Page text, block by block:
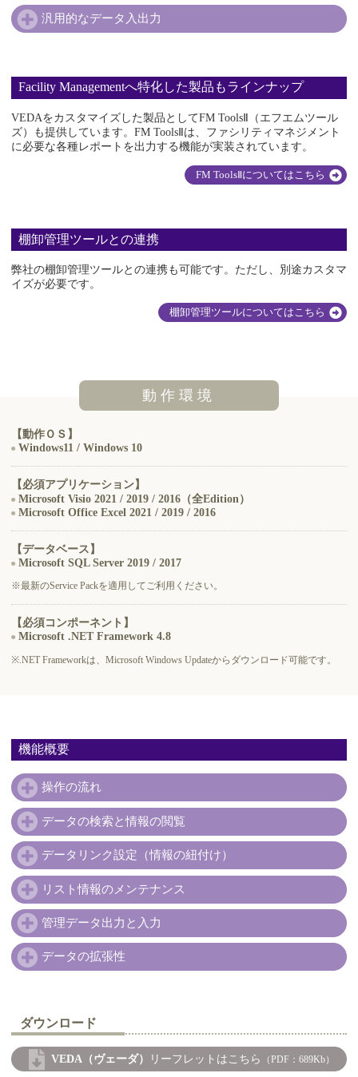
汎用的なデータ入出力
Facility Managementへ特化した製品もラインナップ
VEDAをカスタマイズした製品としてFM ToolsⅡ（エフエムツール
ズ）も提供しています。FM ToolsⅡは、ファシリティマネジメント
に必要な各種レポートを出力する機能が実装されています。
FM ToolsⅡについてはこちら
棚卸管理ツールとの連携
弊社の棚卸管理ツールとの連携も可能です。ただし、別途カスタマ
イズが必要です。
棚卸管理ツールについてはこちら
動作環境
【動作ＯＳ】
Windows11 / Windows 10
【必須アプリケーション】
Microsoft Visio 2021 / 2019 / 2016（全Edition）
Microsoft Office Excel 2021 / 2019 / 2016
【データベース】
Microsoft SQL Server 2019 / 2017
※最新のService Packを適用してご利用ください。
【必須コンポーネント】
Microsoft .NET Framework 4.8
※.NET Frameworkは、Microsoft Windows Updateからダウンロード可能です。
機能概要
操作の流れ
データの検索と情報の閲覧
データリンク設定（情報の紐付け）
リスト情報のメンテナンス
管理データ出力と入力
データの拡張性
ダウンロード
VEDA（ヴェーダ） リーフレットはこちら （PDF：689Kb）